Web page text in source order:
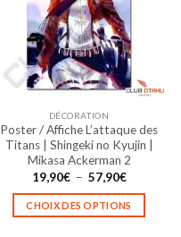
options
peuvent
être
choisies
sur
page
du
produit
DÉCORATION
Poster / Affiche L’attaque des
Titans | Shingeki no Kyujin |
Mikasa Ackerman 2
19,90€ – 57,90€Plage
prix :
19,90€
CHOIX DES OPTIONS